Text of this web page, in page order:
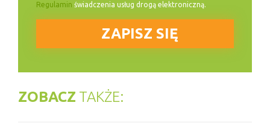
Regulamin świadczenia usług drogą elektroniczną.
ZOBACZ TAKŻE: